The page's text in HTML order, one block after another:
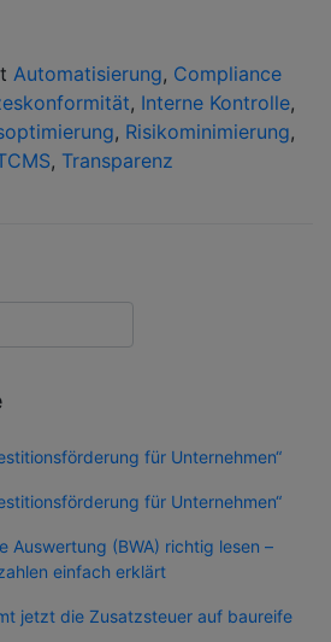
Automatisierung, Compliance
, Interne Kontrolle,
, Risikominimierung,
, Transparenz
für Unternehmen“
für Unternehmen“
Auswertung (BWA) richtig lesen –
einfach erklärt
jetzt die Zusatzsteuer auf baureife